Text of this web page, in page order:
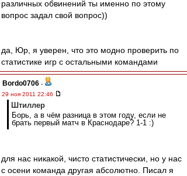
различных обвинений ты именно по этому
вопрос задал свой вопрос))
да, Юр, я уверен, что это модно проверить по
статистике игр с остальными командами
Bordo0706 -
29 ноя 2011 22:46
Штиллер
Борь, а в чём разница в этом году, если не
брать первый матч в Краснодаре? 1-1 :)
для нас никакой, чисто статистически, но у нас
с осени команда другая абсолютно. Писал я